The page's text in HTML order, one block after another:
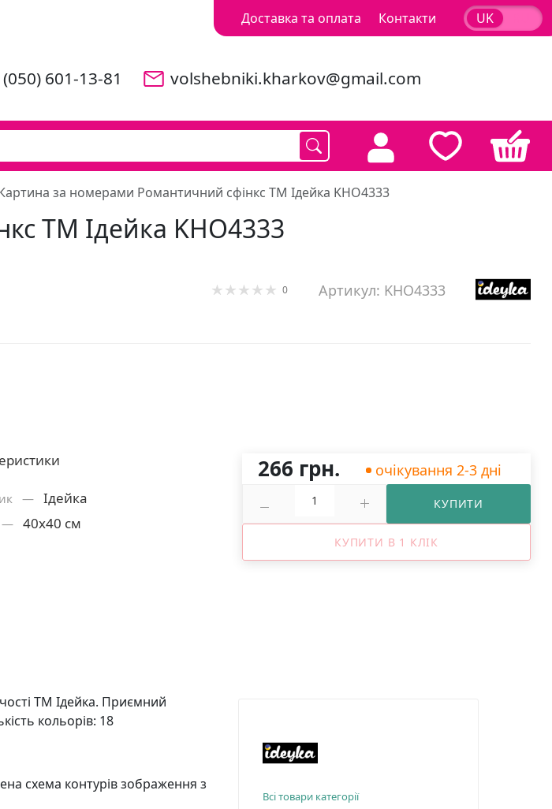
Доставка та оплата Контакти UK
601-13-81 volshebniki.kharkov@gmail.com
за номерами Романтичний сфінкс ТМ Ідейка KHO4333
ТМ Ідейка KHO4333
0 Артикул: KHO4333
—Ідейка
—40х40 см
266 грн. очікування 2-3 дні
КУПИТИ
КУПИТИ В 1 КЛІК
ТМ Ідейка. Приємний
кольорів: 18
схема контурів зображення з
Всі товари категорії